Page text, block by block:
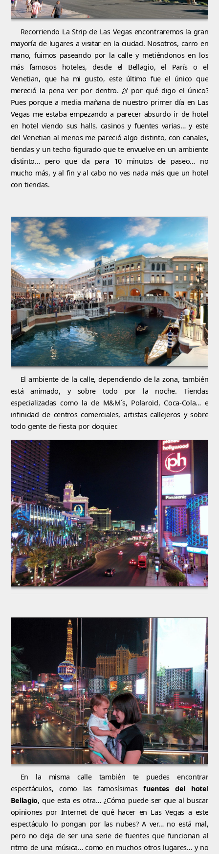
Recorriendo La Strip de Las Vegas encontraremos la gran
mayoría de lugares a visitar en la ciudad. Nosotros, carro en
mano, fuimos paseando por la calle y metiéndonos en los
más famosos hoteles, desde el Bellagio, el París o el
Venetian, que ha mi gusto, este último fue el único que
mereció la pena ver por dentro. ¿Y por qué digo el único?
Pues porque a media mañana de nuestro primer día en Las
Vegas me estaba empezando a parecer absurdo ir de hotel
en hotel viendo sus halls, casinos y fuentes varias… y este
del Venetian al menos me pareció algo distinto, con canales,
tiendas y un techo figurado que te envuelve en un ambiente
distinto… pero que da para 10 minutos de paseo… no
mucho más, y al fin y al cabo no ves nada más que un hotel
con tiendas.
El ambiente de la calle, dependiendo de la zona, también
está animado, y sobre todo por la noche. Tiendas
especializadas como la de M&M´s, Polaroid, Coca-Cola… e
infinidad de centros comerciales, artistas callejeros y sobre
todo gente de fiesta por doquier.
En la misma calle también te puedes encontrar
espectáculos, como las famosísimasfuentes del hotel
Bellagio, que esta es otra… ¿Cómo puede ser que al buscar
opiniones por Internet de qué hacer en Las Vegas a este
espectáculo lo pongan por las nubes? A ver… no está mal,
pero no deja de ser una serie de fuentes que funcionan al
ritmo de una música… como en muchos otros lugares… y no